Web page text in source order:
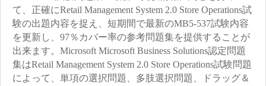
て、正確にRetail Management System 2.0 Store Operations試
験の出題内容を捉え、短期間で最新のMB5-537試験内容
を更新し、97％カバー率の参考問題集を提供することが
出来ます。Microsoft Microsoft Business Solutions認定問題
集はRetail Management System 2.0 Store Operations試験問題
によって、単項の選択問題、多肢選択問題、ドラッグ＆